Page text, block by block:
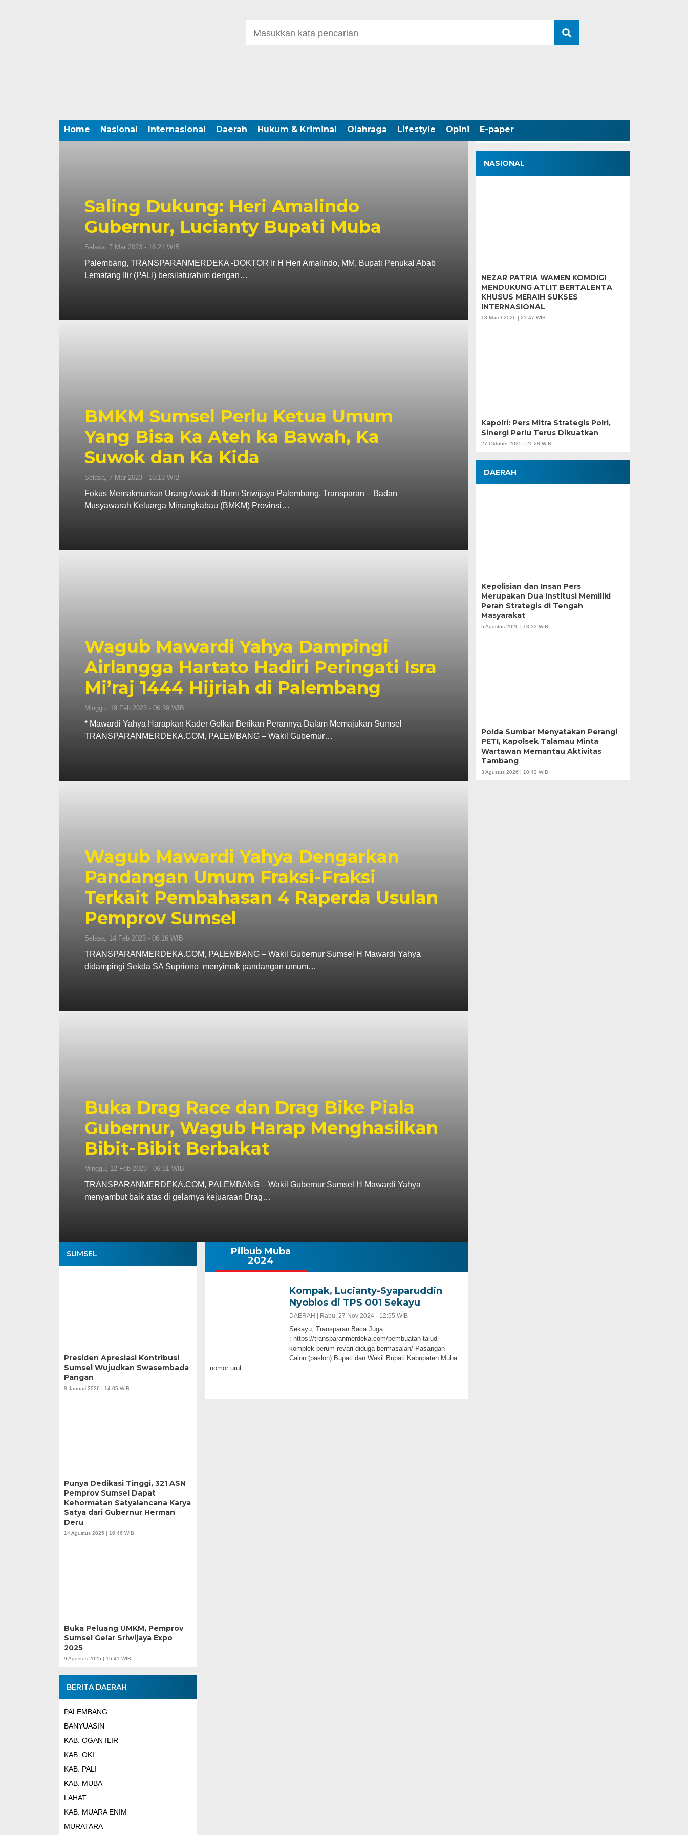
Home Nasional Internasional Daerah Hukum & Kriminal Olahraga Lifestyle Opini E-paper
Saling Dukung: Heri Amalindo
Gubernur, Lucianty Bupati Muba
Selasa, 7 Mar 2023 - 16:21 WIB
Palembang, TRANSPARANMERDEKA -DOKTOR Ir H Heri Amalindo, MM, Bupati Penukal Abab
Lematang Ilir (PALI) bersilaturahim dengan…
BMKM Sumsel Perlu Ketua Umum
Yang Bisa Ka Ateh ka Bawah, Ka
Suwok dan Ka Kida
Selasa, 7 Mar 2023 - 16:13 WIB
Fokus Memakmurkan Urang Awak di Bumi Sriwijaya Palembang, Transparan – Badan
Musyawarah Keluarga Minangkabau (BMKM) Provinsi…
Wagub Mawardi Yahya Dampingi
Airlangga Hartato Hadiri Peringati Isra
Mi’raj 1444 Hijriah di Palembang
Minggu, 19 Feb 2023 - 06:39 WIB
* Mawardi Yahya Harapkan Kader Golkar Berikan Perannya Dalam Memajukan Sumsel
TRANSPARANMERDEKA.COM, PALEMBANG – Wakil Gubernur…
Wagub Mawardi Yahya Dengarkan
Pandangan Umum Fraksi-Fraksi
Terkait Pembahasan 4 Raperda Usulan
Pemprov Sumsel
Selasa, 14 Feb 2023 - 06:16 WIB
TRANSPARANMERDEKA.COM, PALEMBANG – Wakil Gubernur Sumsel H Mawardi Yahya
didampingi Sekda SA Supriono menyimak pandangan umum…
Buka Drag Race dan Drag Bike Piala
Gubernur, Wagub Harap Menghasilkan
Bibit-Bibit Berbakat
Minggu, 12 Feb 2023 - 06:31 WIB
TRANSPARANMERDEKA.COM, PALEMBANG – Wakil Gubernur Sumsel H Mawardi Yahya
menyambut baik atas di gelarnya kejuaraan Drag…
SUMSEL
Presiden Apresiasi Kontribusi
Sumsel Wujudkan Swasembada
Pangan
8 Januari 2026 | 14:05 WIB
Punya Dedikasi Tinggi, 321 ASN
Pemprov Sumsel Dapat
Kehormatan Satyalancana Karya
Satya dari Gubernur Herman
Deru
14 Agustus 2025 | 16:46 WIB
Buka Peluang UMKM, Pemprov
Sumsel Gelar Sriwijaya Expo
2025
9 Agustus 2025 | 16:41 WIB
BERITA DAERAH
PALEMBANG
BANYUASIN
KAB. OGAN ILIR
KAB. OKI
KAB. PALI
KAB. MUBA
LAHAT
KAB. MUARA ENIM
MURATARA
Pilbub Muba
2024
Kompak, Lucianty-Syaparuddin
Nyoblos di TPS 001 Sekayu
DAERAH | Rabu, 27 Nov 2024 - 12:55 WIB
Sekayu, Transparan Baca Juga
: https://transparanmerdeka.com/pembuatan-talud-
komplek-perum-revari-diduga-bermasalah/ Pasangan
Calon (paslon) Bupati dan Wakil Bupati Kabupaten Muba
nomor urut…
NASIONAL
NEZAR PATRIA WAMEN KOMDIGI
MENDUKUNG ATLIT BERTALENTA
KHUSUS MERAIH SUKSES
INTERNASIONAL
13 Maret 2026 | 21:47 WIB
Kapolri: Pers Mitra Strategis Polri,
Sinergi Perlu Terus Dikuatkan
27 Oktober 2025 | 21:28 WIB
DAERAH
Kepolisian dan Insan Pers
Merupakan Dua Institusi Memiliki
Peran Strategis di Tengah
Masyarakat
5 Agustus 2026 | 18:32 WIB
Polda Sumbar Menyatakan Perangi
PETI, Kapolsek Talamau Minta
Wartawan Memantau Aktivitas
Tambang
3 Agustus 2026 | 10:42 WIB